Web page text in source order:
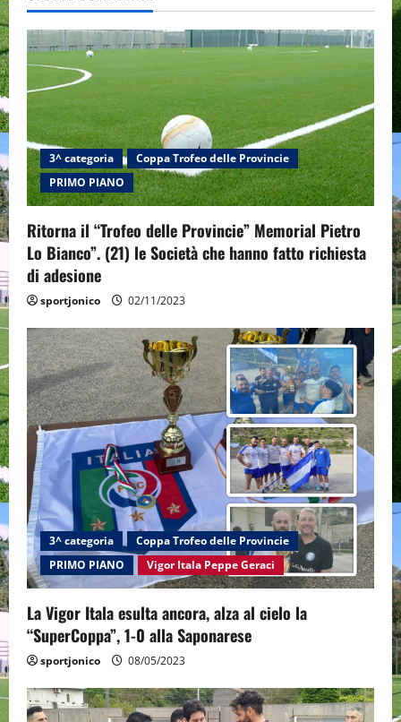
i
g
a
t
i
o
n
3^ categoria
Coppa Trofeo delle Provincie
PRIMO PIANO
Ritorna il “Trofeo delle Provincie” Memorial Pietro
Lo Bianco”. (21) le Società che hanno fatto richiesta
di adesione
sportjonico 02/11/2023
3^ categoria
Coppa Trofeo delle Provincie
PRIMO PIANO
Vigor Itala Peppe Geraci
La Vigor Itala esulta ancora, alza al cielo la
“SuperCoppa”, 1-0 alla Saponarese
sportjonico 08/05/2023